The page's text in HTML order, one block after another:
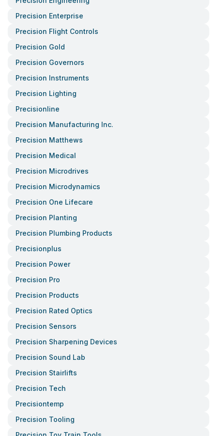
Precision Enterprise
Precision Flight Controls
Precision Gold
Precision Governors
Precision Instruments
Precision Lighting
Precisionline
Precision Manufacturing Inc.
Precision Matthews
Precision Medical
Precision Microdrives
Precision Microdynamics
Precision One Lifecare
Precision Planting
Precision Plumbing Products
Precisionplus
Precision Power
Precision Pro
Precision Products
Precision Rated Optics
Precision Sensors
Precision Sharpening Devices
Precision Sound Lab
Precision Stairlifts
Precision Tech
Precisiontemp
Precision Tooling